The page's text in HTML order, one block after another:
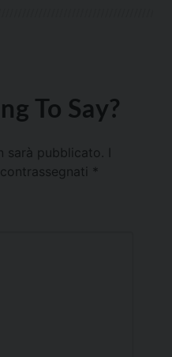
To Say?
sarà pubblicato.
*